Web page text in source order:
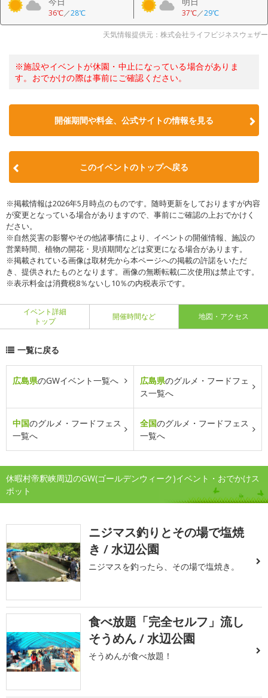
36℃／28℃ 37℃／29℃
天気情報提供元：株式会社ライフビジネスウェザー
※施設やイベントが休園・中止になっている場合がありま
す。おでかけの際は事前にご確認ください。
開催期間や料金、公式サイトの情報を見る
このイベントのトップへ戻る
※掲載情報は2026年5月時点のものです。随時更新をしておりますが内容
が変更となっている場合がありますので、事前にご確認の上おでかけく
ださい。
※自然災害の影響やその他諸事情により、イベントの開催情報、施設の
営業時間、植物の開花・見頃期間などは変更になる場合があります。
※掲載されている画像は取材先から本ページへの掲載の許諾をいただ
き、提供されたものとなります。画像の無断転載(二次使用)は禁止です。
※表示料金は消費税8％ないし10％の内税表示です。
イベント詳細
トップ
開催時間など 地図・アクセス
一覧に戻る
広島県のGWイベント一覧へ 広島県のグルメ・フードフェ
ス一覧へ
中国のグルメ・フードフェス
一覧へ
全国のグルメ・フードフェス
一覧へ
休暇村帝釈峡周辺のGW(ゴールデンウィーク)イベント・おでかけス
ポット
ニジマス釣りとその場で塩焼
き / 水辺公園
ニジマスを釣ったら、その場で塩焼き。
食べ放題「完全セルフ」流し
そうめん / 水辺公園
そうめんが食べ放題！